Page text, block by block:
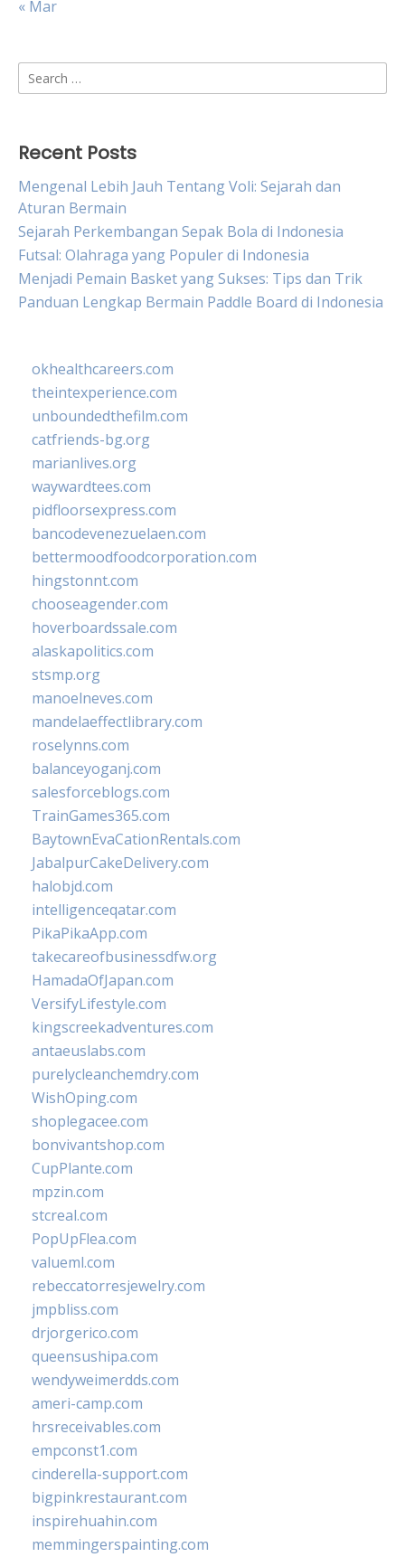
« Mar
Search
for:
Recent Posts
Mengenal Lebih Jauh Tentang Voli: Sejarah dan
Aturan Bermain
Sejarah Perkembangan Sepak Bola di Indonesia
Futsal: Olahraga yang Populer di Indonesia
Menjadi Pemain Basket yang Sukses: Tips dan Trik
Panduan Lengkap Bermain Paddle Board di Indonesia
okhealthcareers.com
theintexperience.com
unboundedthefilm.com
catfriends-bg.org
marianlives.org
waywardtees.com
pidfloorsexpress.com
bancodevenezuelaen.com
bettermoodfoodcorporation.com
hingstonnt.com
chooseagender.com
hoverboardssale.com
alaskapolitics.com
stsmp.org
manoelneves.com
mandelaeffectlibrary.com
roselynns.com
balanceyoganj.com
salesforceblogs.com
TrainGames365.com
BaytownEvaCationRentals.com
JabalpurCakeDelivery.com
halobjd.com
intelligenceqatar.com
PikaPikaApp.com
takecareofbusinessdfw.org
HamadaOfJapan.com
VersifyLifestyle.com
kingscreekadventures.com
antaeuslabs.com
purelycleanchemdry.com
WishOping.com
shoplegacee.com
bonvivantshop.com
CupPlante.com
mpzin.com
stcreal.com
PopUpFlea.com
valueml.com
rebeccatorresjewelry.com
jmpbliss.com
drjorgerico.com
queensushipa.com
wendyweimerdds.com
ameri-camp.com
hrsreceivables.com
empconst1.com
cinderella-support.com
bigpinkrestaurant.com
inspirehuahin.com
memmingerspainting.com